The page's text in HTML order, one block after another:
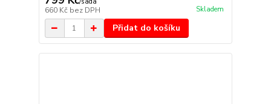
660 Kč bez DPH Skladem
Přidat do košíku